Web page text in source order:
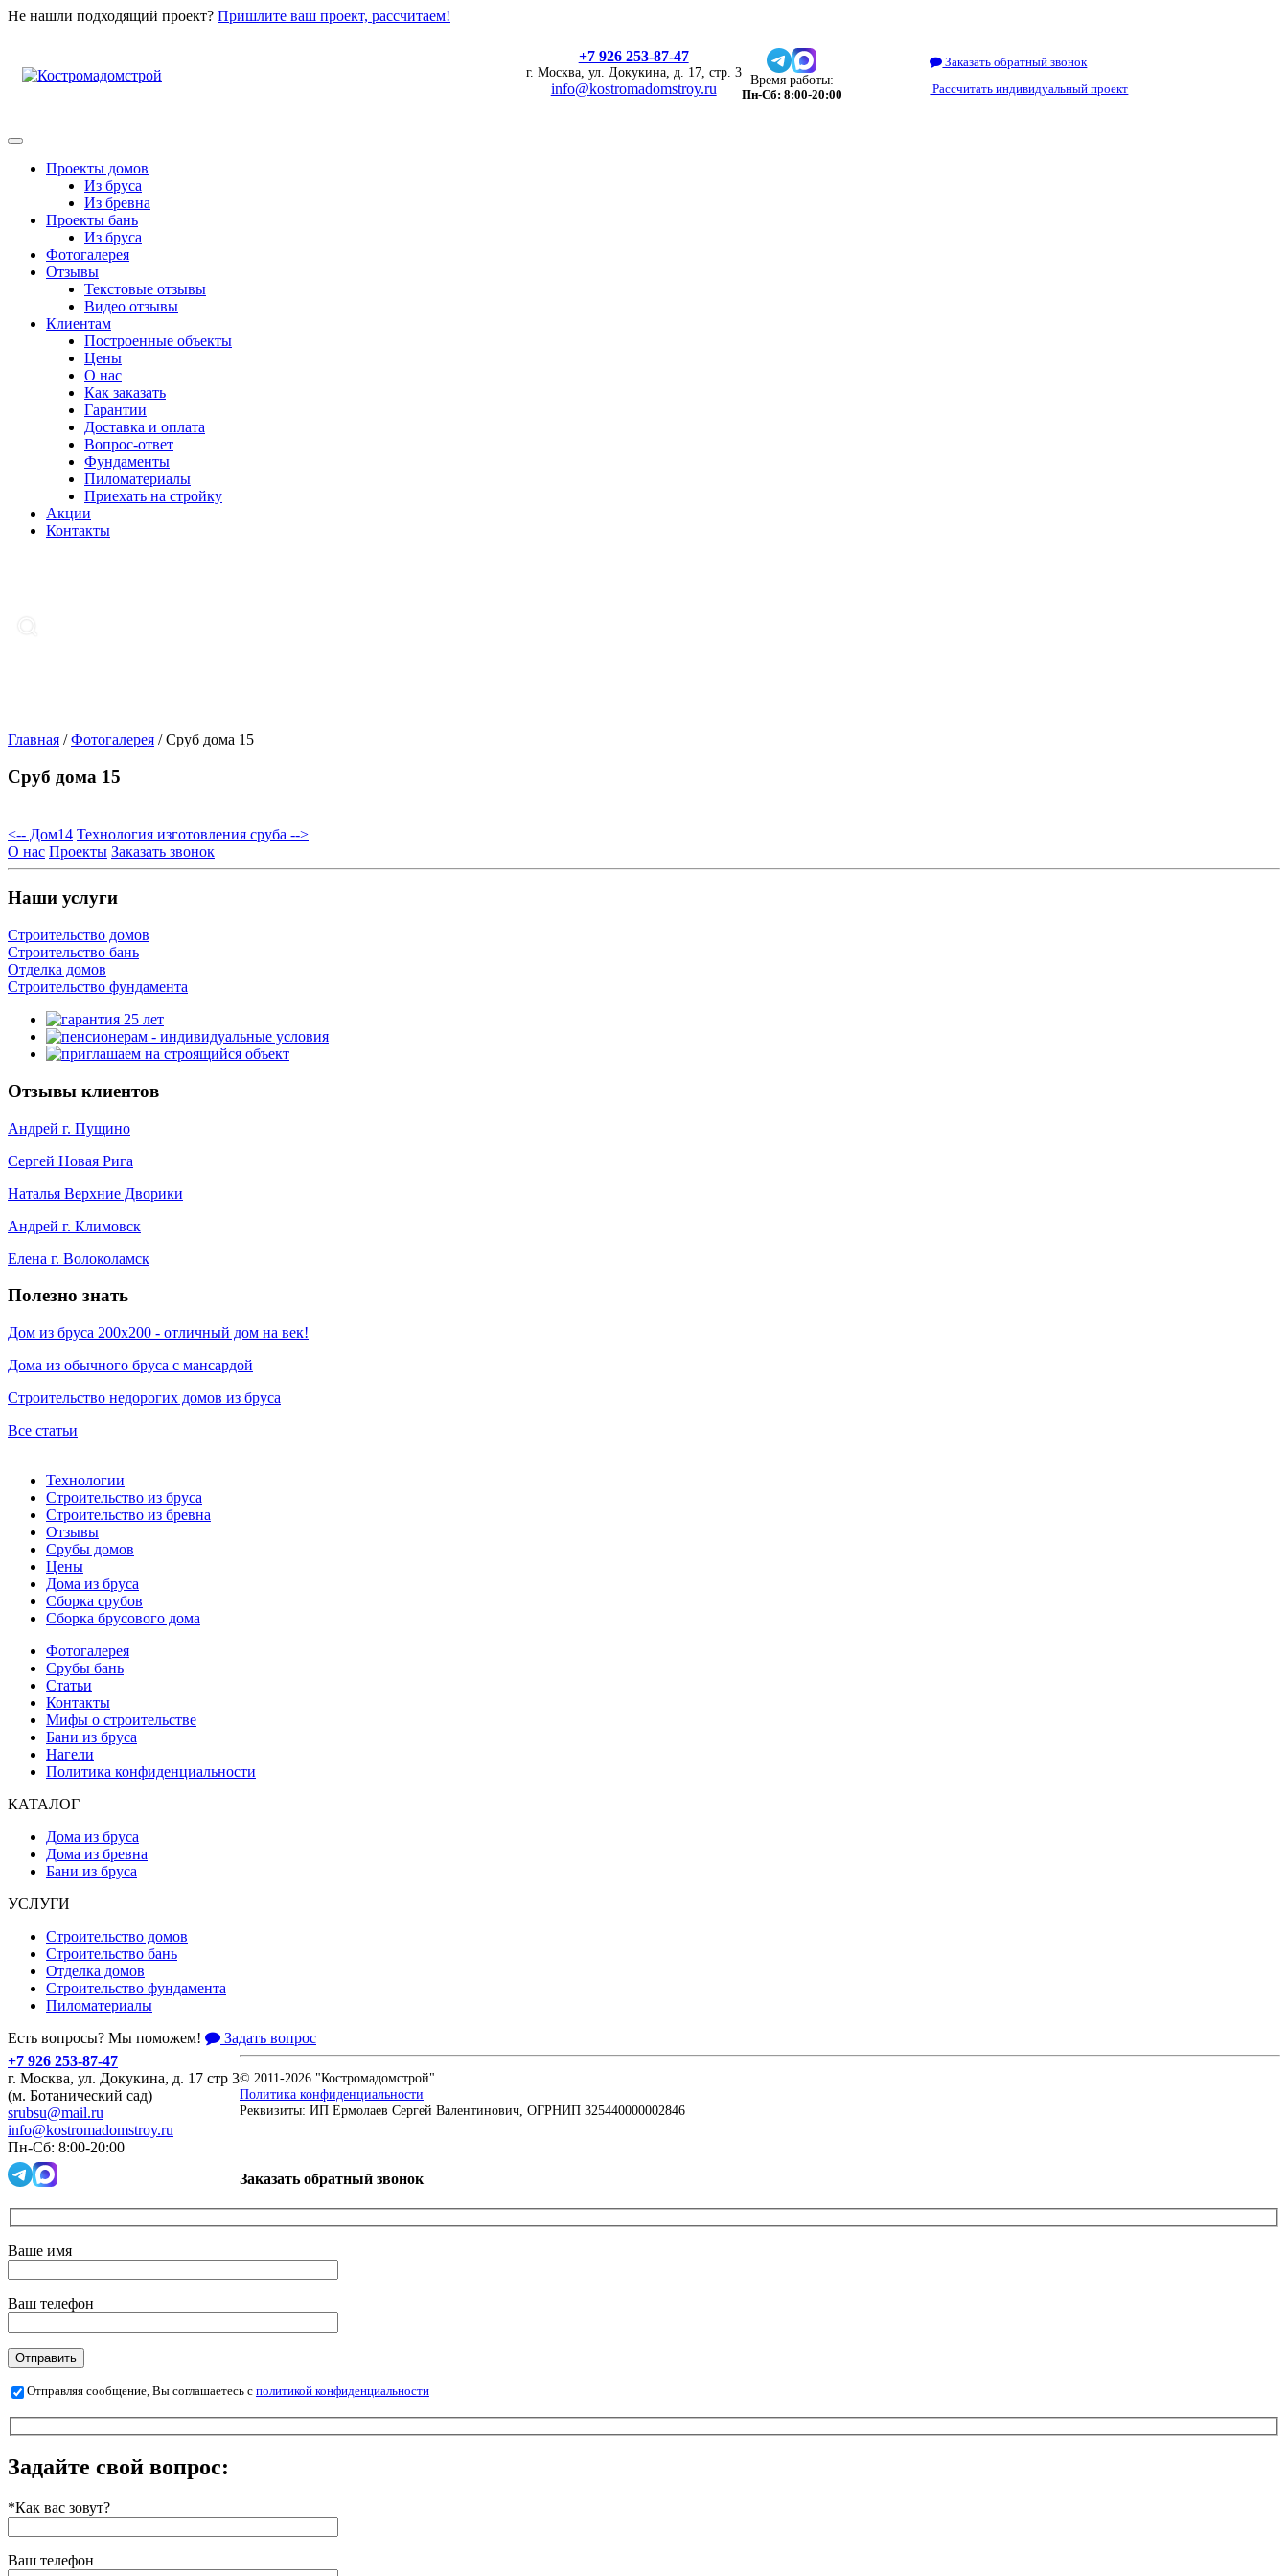
Не нашли подходящий проект? Пришлите ваш проект, рассчитаем!
+7 926 253-87-47
г. Москва, ул. Докукина, д. 17, стр. 3
info@kostromadomstroy.ru
Время работы:
Пн-Сб: 8:00-20:00
Заказать обратный звонок
Рассчитать индивидуальный проект
Проекты домов
Из бруса
Из бревна
Проекты бань
Из бруса
Фотогалерея
Отзывы
Текстовые отзывы
Видео отзывы
Клиентам
Построенные объекты
Цены
О нас
Как заказать
Гарантии
Доставка и оплата
Вопрос-ответ
Фундаменты
Пиломатериалы
Приехать на стройку
Акции
Контакты
Главная /Фотогалерея /Сруб дома 15
Сруб дома 15
<-- Дом14 Технология изготовления сруба -->
О нас Проекты Заказать звонок
Наши услуги
Строительство домов
Строительство бань
Отделка домов
Строительство фундамента
Отзывы клиентов
Андрей г. Пущино
Сергей Новая Рига
Наталья Верхние Дворики
Андрей г. Климовск
Елена г. Волоколамск
Полезно знать
Дом из бруса 200х200 - отличный дом на век!
Дома из обычного бруса с мансардой
Строительство недорогих домов из бруса
Все статьи
Технологии
Строительство из бруса
Строительство из бревна
Отзывы
Срубы домов
Цены
Дома из бруса
Сборка срубов
Сборка брусового дома
Фотогалерея
Срубы бань
Статьи
Контакты
Мифы о строительстве
Бани из бруса
Нагели
Политика конфиденциальности
КАТАЛОГ
Дома из бруса
Дома из бревна
Бани из бруса
УСЛУГИ
Строительство домов
Строительство бань
Отделка домов
Строительство фундамента
Пиломатериалы
Есть вопросы? Мы поможем!
Задать вопрос
+7 926 253-87-47
г. Москва, ул. Докукина, д. 17 стр 3
(м. Ботанический сад)
srubsu@mail.ru
info@kostromadomstroy.ru
Пн-Сб: 8:00-20:00
© 2011-2026 "Костромадомстрой"
Политика конфиденциальности
Реквизиты: ИП Ермолаев Сергей Валентинович, ОГРНИП 325440000002846
Заказать обратный звонок
Ваше имя
Ваш телефон
Отправляя сообщение, Вы соглашаетесь с политикой конфиденциальности
Задайте свой вопрос:
*Как вас зовут?
Ваш телефон